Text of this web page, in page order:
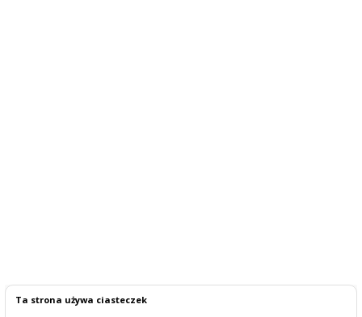
Ta strona używa ciasteczek